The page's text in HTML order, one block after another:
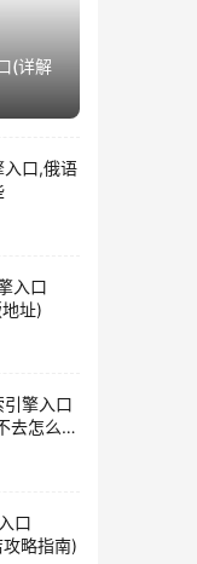
(详解
入口,俄语
入口
址)
擎入口
去怎么
口
略指南)